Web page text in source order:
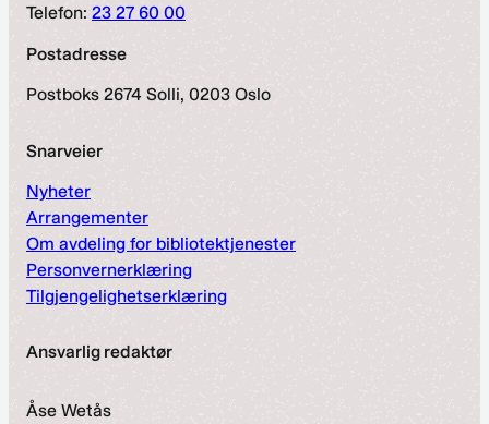
Telefon: 23 27 60 00
Postadresse
Postboks 2674 Solli, 0203 Oslo
Snarveier
Nyheter
Arrangementer
Om avdeling for bibliotektjenester
Personvernerklæring
Tilgjengelighetserklæring
Ansvarlig redaktør
Åse Wetås